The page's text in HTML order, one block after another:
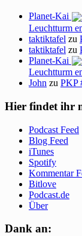
Planet-Kai
Leuchtturm
taktiktafel zu
taktiktafel zu
Planet-Kai
Leuchtturm
John zu PKP
Hier findet ihr
Podcast Feed
Blog Feed
iTunes
Spotify
Kommentar
Bitlove
Podcast.de
Über
Dank an: